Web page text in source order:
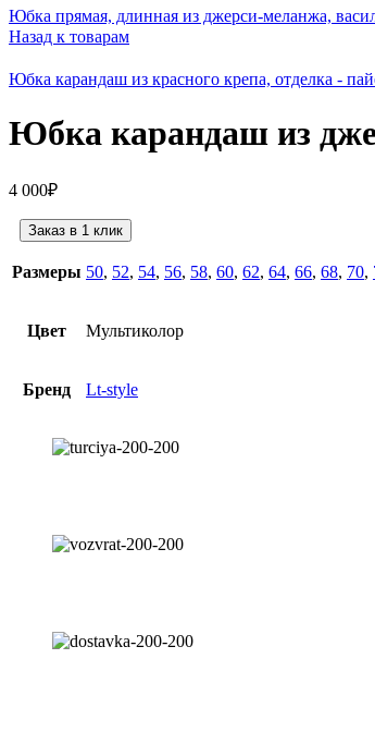
Юбка прямая, длинная из джерси-меланжа,
Назад к товарам
Юбка карандаш из красного крепа, отделка -
Юбка карандаш из
4 000₽
Заказ в 1 клик
Размеры 50, 52, 54, 56, 58, 60, 62, 64, 66, 68, 70,
Цвет Мультиколор
Бренд Lt-style